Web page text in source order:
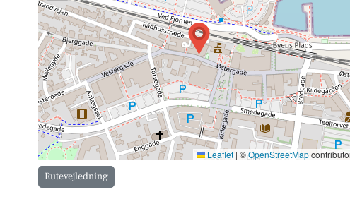
Leaflet | ©OpenStreetMap
Rutevejledning